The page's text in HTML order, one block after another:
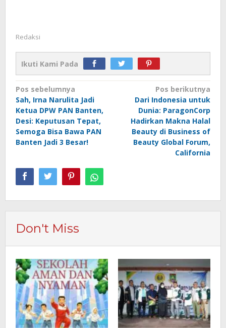
Redaksi
Ikuti Kami Pada
Navigasi
pos
Pos sebelumnya
Sah, Irna Narulita Jadi
Ketua DPW PAN Banten,
Desi: Keputusan Tepat,
Semoga Bisa Bawa PAN
Banten Jadi 3 Besar!
Pos berikutnya
Dari Indonesia untuk
Dunia: ParagonCorp
Hadirkan Makna Halal
Beauty di Business of
Beauty Global Forum,
California
Don't Miss